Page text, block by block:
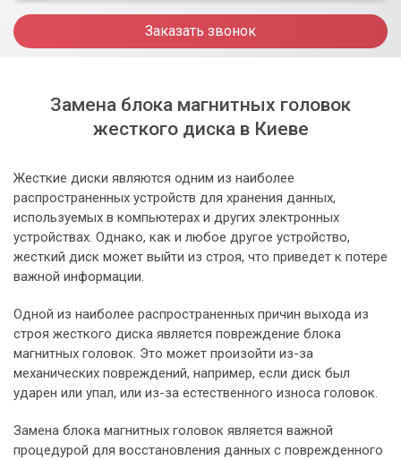
Заказать звонок
Замена блока магнитных головок
жесткого диска в Киеве
Жесткие диски являются одним из наиболее
распространенных устройств для хранения данных,
используемых в компьютерах и других электронных
устройствах. Однако, как и любое другое устройство,
жесткий диск может выйти из строя, что приведет к потере
важной информации.
Одной из наиболее распространенных причин выхода из
строя жесткого диска является повреждение блока
магнитных головок. Это может произойти из-за
механических повреждений, например, если диск был
ударен или упал, или из-за естественного износа головок.
Замена блока магнитных головок является важной
процедурой для восстановления данных с поврежденного